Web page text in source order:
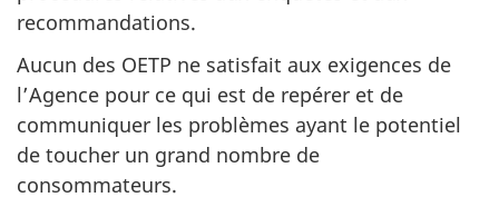
recommandations.
Aucun des OETP ne satisfait aux exigences de
l’Agence pour ce qui est de repérer et de
communiquer les problèmes ayant le potentiel
de toucher un grand nombre de
consommateurs.